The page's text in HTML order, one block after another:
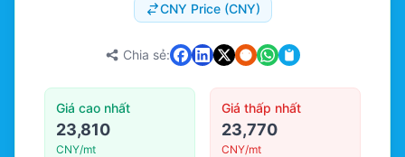
CNY Price (CNY)
Chia sẻ:
Giá cao nhất
23,810
CNY/mt
Giá thấp nhất
23,770
CNY/mt